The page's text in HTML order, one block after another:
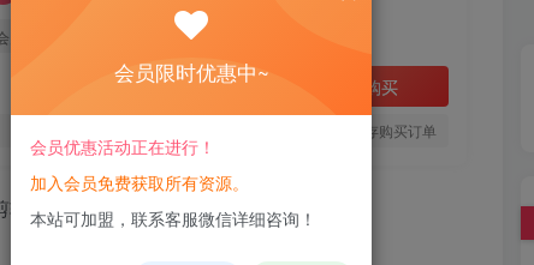
免费
立即购买
您当前未登录！建议登陆后购买，可保存购买订单
会员限时优惠中~
会员优惠活动正在进行！
加入会员免费获取所有资源。
本站可加盟，联系客服微信详细咨询！